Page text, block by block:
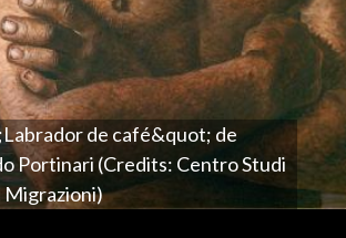
de café&quot; de
Portinari (Credits: Centro Studi
Migrazioni)